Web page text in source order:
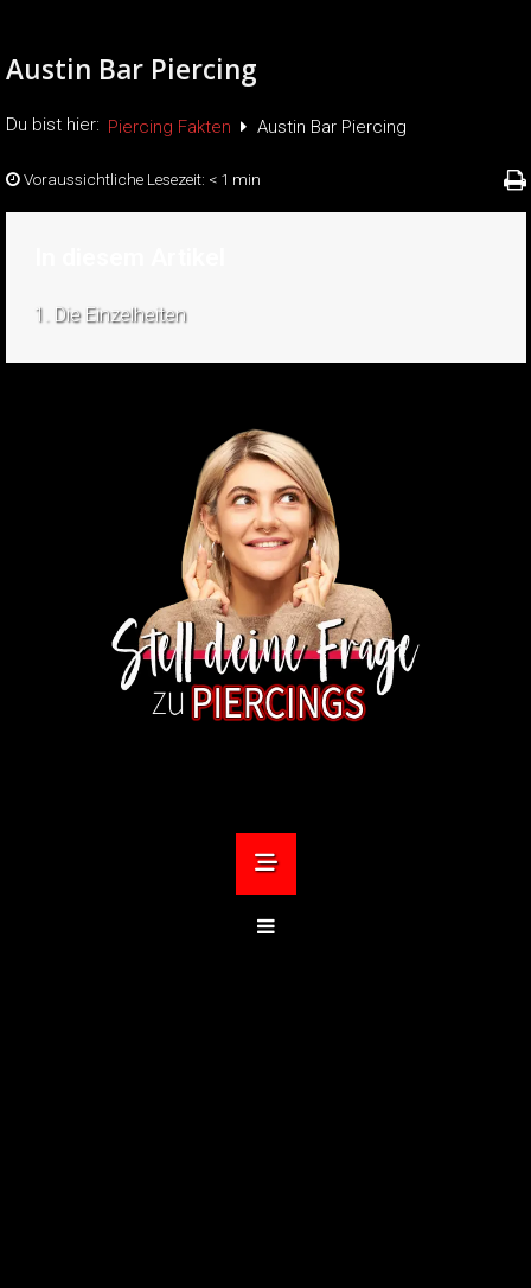
Austin Bar Piercing
Du bist hier: Piercing Fakten Austin Bar Piercing
Voraussichtliche Lesezeit: < 1 min
1. Die Einzelheiten